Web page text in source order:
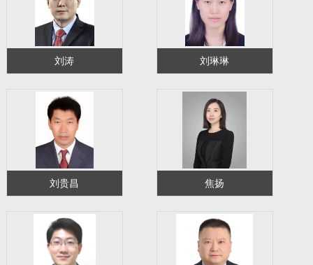
刘涛 刘琳琳
刘贵昌 焦扬